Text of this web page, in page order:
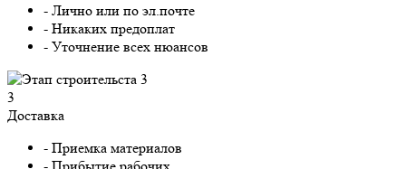
- Лично или по эл.почте
- Никаких предоплат
- Уточнение всех нюансов
3
Доставка
- Приемка материалов
- Прибытие рабочих